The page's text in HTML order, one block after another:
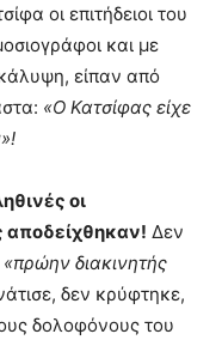
οι επιτήδειοι του
και με
είπαν από
«Ο Κατσίφας είχε
οι
αποδείχθηκαν! Δεν
«πρώην διακινητής
δεν κρύφτηκε,
δολοφόνους του